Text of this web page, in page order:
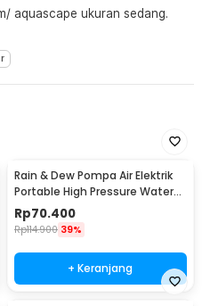
aquascape ukuran sedang.
Rain & Dew Pompa Air Elektrik
Portable High Pressure Water
Pump 12V - DP-726
Rp70.400
Rp114.900 39%
+ Keranjang